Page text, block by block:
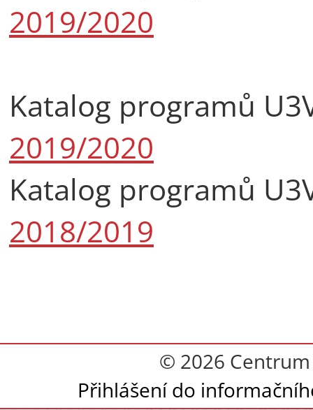
2019/2020
Katalog programů
2019/2020
Katalog programů
2018/2019
© 2026
Přihlášení do